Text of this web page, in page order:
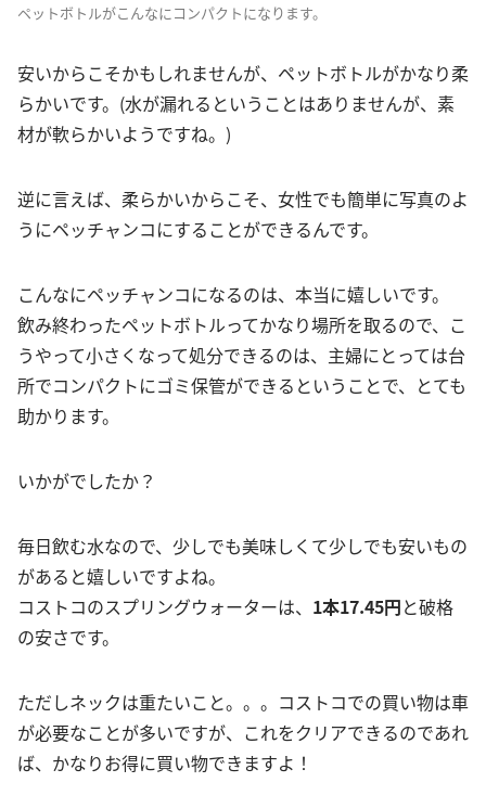
ペットボトルがこんなにコンパクトになります。
安いからこそかもしれませんが、ペットボトルがかなり柔
らかいです。(水が漏れるということはありませんが、素
材が軟らかいようですね。)
逆に言えば、柔らかいからこそ、女性でも簡単に写真のよ
うにペッチャンコにすることができるんです。
こんなにペッチャンコになるのは、本当に嬉しいです。
飲み終わったペットボトルってかなり場所を取るので、こ
うやって小さくなって処分できるのは、主婦にとっては台
所でコンパクトにゴミ保管ができるということで、とても
助かります。
いかがでしたか？
毎日飲む水なので、少しでも美味しくて少しでも安いもの
があると嬉しいですよね。
コストコのスプリングウォーターは、 1本17.45円と破格
の安さです。
ただしネックは重たいこと。。。コストコでの買い物は車
が必要なことが多いですが、これをクリアできるのであれ
ば、かなりお得に買い物できますよ！